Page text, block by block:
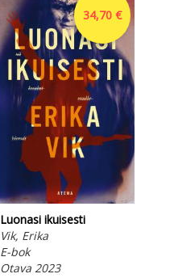
34,70 €
Luonasi ikuisesti
Vik, Erika
E-bok
Otava 2023